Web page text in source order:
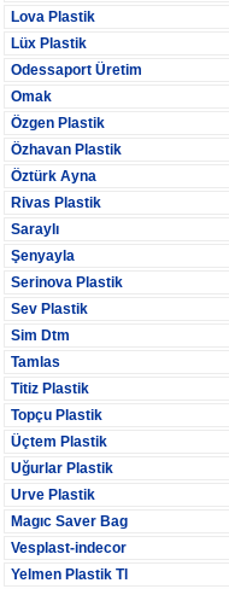
Lova Plastik
Lüx Plastik
Odessaport Üretim
Omak
Özgen Plastik
Özhavan Plastik
Öztürk Ayna
Rivas Plastik
Saraylı
Şenyayla
Serinova Plastik
Sev Plastik
Sim Dtm
Tamlas
Titiz Plastik
Topçu Plastik
Üçtem Plastik
Uğurlar Plastik
Urve Plastik
Magıc Saver Bag
Vesplast-indecor
Yelmen Plastik Tl